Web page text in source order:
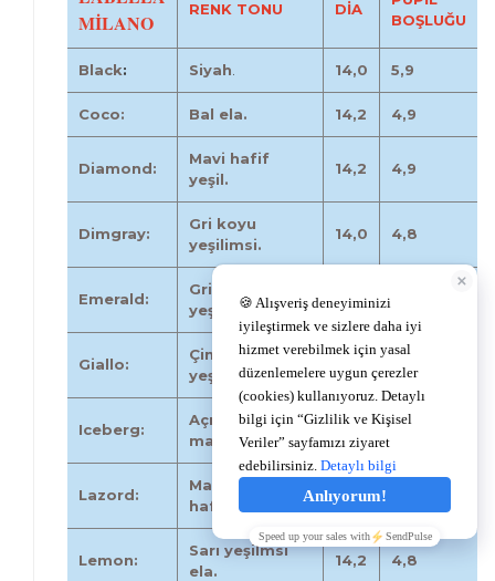
MİLANO
RENK TONU DİA
BOŞLUĞU
Black: Siyah 14,0 5,9
Coco: Bal ela. 14,2 4,9
Diamond:
Mavi hafif
yeşil.
14,2 4,9
Dimgray:
Gri koyu
yeşilimsi.
14,0 4,8
Emerald:
Gri hafif
yeşilimsi.
14,0
Giallo:
Çimen
yeşilimsi.
4,9
Iceberg:
Açık gri hafif
mavimsi.
14,2 4,9
Lazord:
Mavi ağırlıklı
hafif yeşilmsi.
14,0
Lemon:
Sarı yeşilmsi
ela.
14,2 4,8